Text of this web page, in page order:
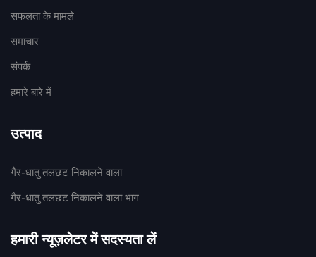
सफलता के मामले
समाचार
संपर्क
हमारे बारे में
उत्पाद
गैर-धातु तलछट निकालने वाला
गैर-धातु तलछट निकालने वाला भाग
हमारी न्यूज़लेटर में सदस्यता लें